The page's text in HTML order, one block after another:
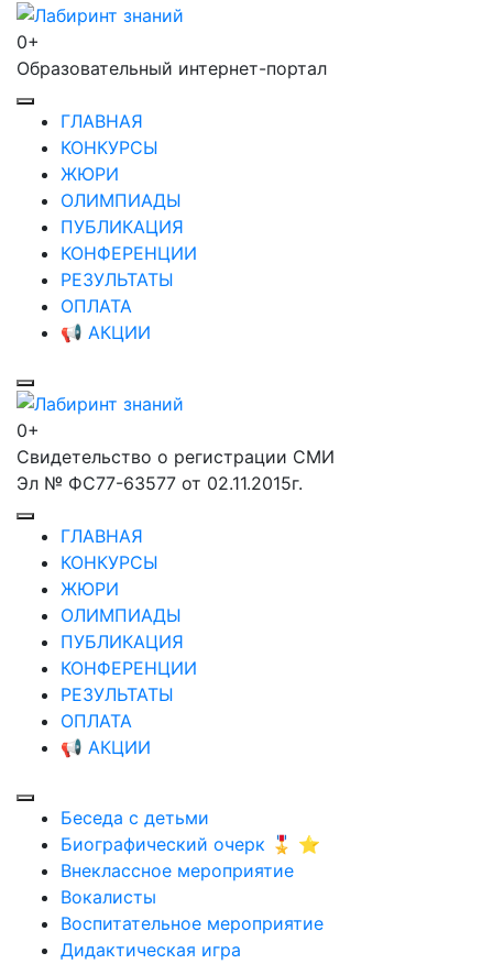
Перейти
содержимому
Enter)
Лабиринт знаний
0+
Образовательный интернет-портал
ГЛАВНАЯ
КОНКУРСЫ
ЖЮРИ
ОЛИМПИАДЫ
ПУБЛИКАЦИЯ
КОНФЕРЕНЦИИ
РЕЗУЛЬТАТЫ
ОПЛАТА
📢 АКЦИИ
Лабиринт знаний
0+
Свидетельство о регистрации СМИ
Эл № ФС77-63577 от 02.11.2015г.
ГЛАВНАЯ
КОНКУРСЫ
ЖЮРИ
ОЛИМПИАДЫ
ПУБЛИКАЦИЯ
КОНФЕРЕНЦИИ
РЕЗУЛЬТАТЫ
ОПЛАТА
📢 АКЦИИ
Беседа с детьми
Биографический очерк 🎖️ ⭐
Внеклассное мероприятие
Вокалисты
Воспитательное мероприятие
Дидактическая игра